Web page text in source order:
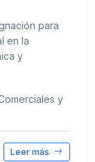
para
en la
y
y
Leer más